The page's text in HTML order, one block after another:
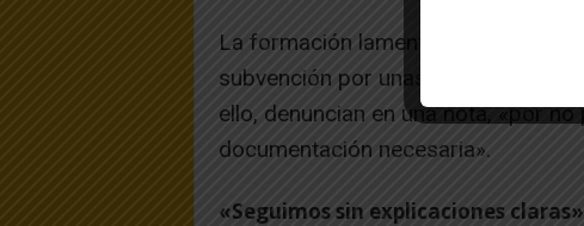
La formación lamenta que se haya
subvención por unas cuantía entre
ello, denuncian en una nota, «por
documentación necesaria».
«Seguimos sin explicaciones claras»